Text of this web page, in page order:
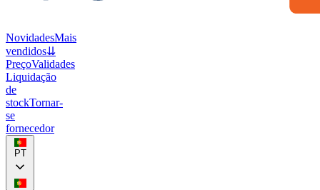
NovidadesMais
vendidos⇊
PreçoValidades
Liquidação
de
stockTornar-
se
fornecedor
PT